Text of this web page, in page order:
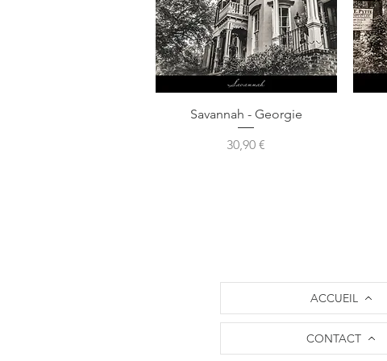
Aperçu rapide
Savannah - Georgie
Prix
30,90 €
ACCUEIL
CONTACT